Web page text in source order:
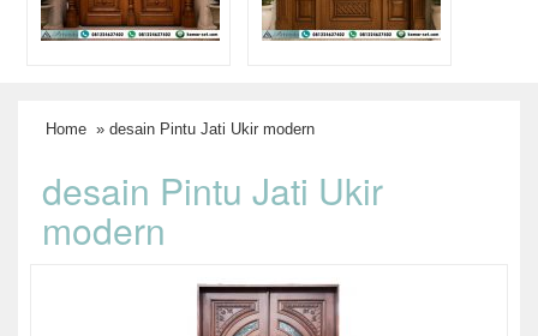
Home » desain Pintu Jati Ukir modern
desain Pintu Jati Ukir
modern